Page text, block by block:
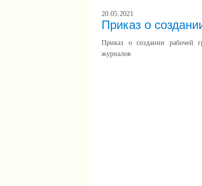
20.05.2021
Приказ о
Приказ о создании рабочей
журналов